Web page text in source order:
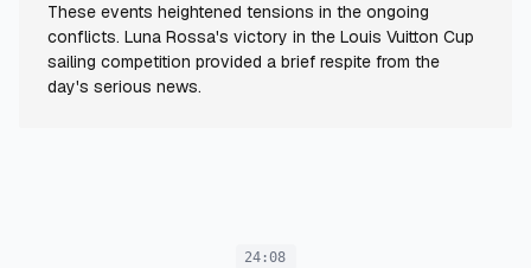
These events heightened tensions in the ongoing
conflicts. Luna Rossa's victory in the Louis Vuitton Cup
sailing competition provided a brief respite from the
day's serious news.
24:08